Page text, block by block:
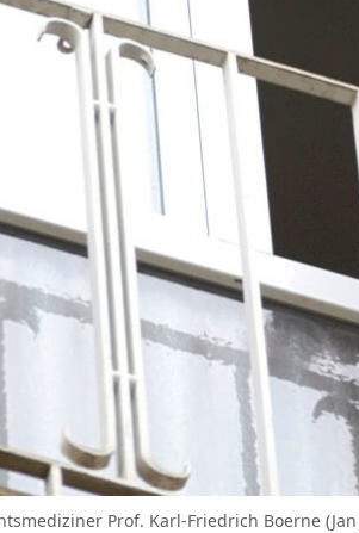
Prof. Karl-Friedrich Boerne